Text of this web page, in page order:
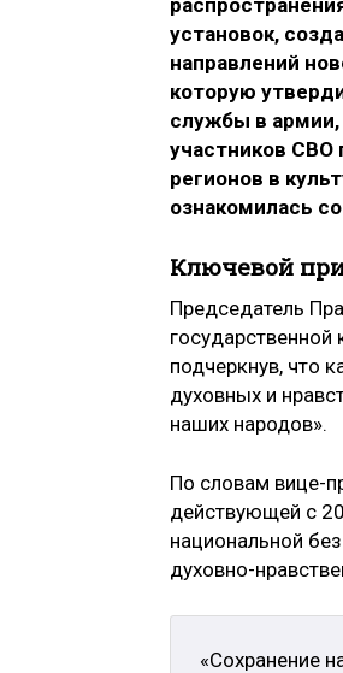
установок,
направлений
которую
службы в армии,
участников СВО
регионов в
ознакомилась
Ключевой
Председатель
подчеркнув, что
духовных и
наших народов».
По словам вице-
действующей с
национальной
духовно-
«Сохранение